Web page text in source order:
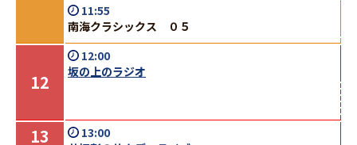
11:55
南海クラシックス ０５
12
12:00
坂の上のラジオ
13
13:00